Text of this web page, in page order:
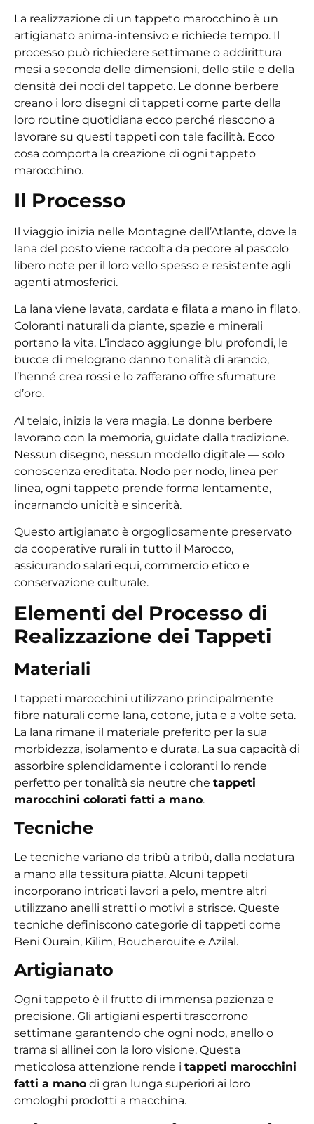
La realizzazione di un tappeto marocchino è un
artigianato anima-intensivo e richiede tempo. Il
processo può richiedere settimane o addirittura
mesi a seconda delle dimensioni, dello stile e della
densità dei nodi del tappeto. Le donne berbere
creano i loro disegni di tappeti come parte della
loro routine quotidiana ecco perché riescono a
lavorare su questi tappeti con tale facilità. Ecco
cosa comporta la creazione di ogni tappeto
marocchino.
Il Processo
Il viaggio inizia nelle Montagne dell’Atlante, dove la
lana del posto viene raccolta da pecore al pascolo
libero note per il loro vello spesso e resistente agli
agenti atmosferici.
La lana viene lavata, cardata e filata a mano in filato.
Coloranti naturali da piante, spezie e minerali
portano la vita. L’indaco aggiunge blu profondi, le
bucce di melograno danno tonalità di arancio,
l’henné crea rossi e lo zafferano offre sfumature
d’oro.
Al telaio, inizia la vera magia. Le donne berbere
lavorano con la memoria, guidate dalla tradizione.
Nessun disegno, nessun modello digitale — solo
conoscenza ereditata. Nodo per nodo, linea per
linea, ogni tappeto prende forma lentamente,
incarnando unicità e sincerità.
Questo artigianato è orgogliosamente preservato
da cooperative rurali in tutto il Marocco,
assicurando salari equi, commercio etico e
conservazione culturale.
Elementi del Processo di
Realizzazione dei Tappeti
Materiali
I tappeti marocchini utilizzano principalmente
fibre naturali come lana, cotone, juta e a volte seta.
La lana rimane il materiale preferito per la sua
morbidezza, isolamento e durata. La sua capacità di
assorbire splendidamente i coloranti lo rende
perfetto per tonalità sia neutre che tappeti
marocchini colorati fatti a mano.
Tecniche
Le tecniche variano da tribù a tribù, dalla nodatura
a mano alla tessitura piatta. Alcuni tappeti
incorporano intricati lavori a pelo, mentre altri
utilizzano anelli stretti o motivi a strisce. Queste
tecniche definiscono categorie di tappeti come
Beni Ourain, Kilim, Boucherouite e Azilal.
Artigianato
Ogni tappeto è il frutto di immensa pazienza e
precisione. Gli artigiani esperti trascorrono
settimane garantendo che ogni nodo, anello o
trama si allinei con la loro visione. Questa
meticolosa attenzione rende i tappeti marocchini
fatti a mano di gran lunga superiori ai loro
omologhi prodotti a macchina.